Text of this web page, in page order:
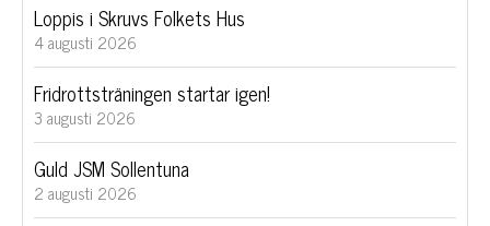
Loppis i Skruvs Folkets Hus
4 augusti 2026
Fridrottsträningen startar igen!
3 augusti 2026
Guld JSM Sollentuna
2 augusti 2026